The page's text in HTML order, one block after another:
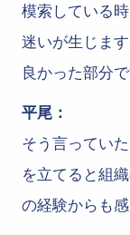
模索している
迷いが生じま
良かった部分で
平尾：
そう言ってい
を立てると組
の経験からも